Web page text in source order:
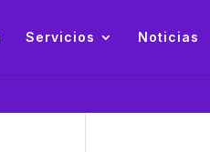
Servicios Noticias